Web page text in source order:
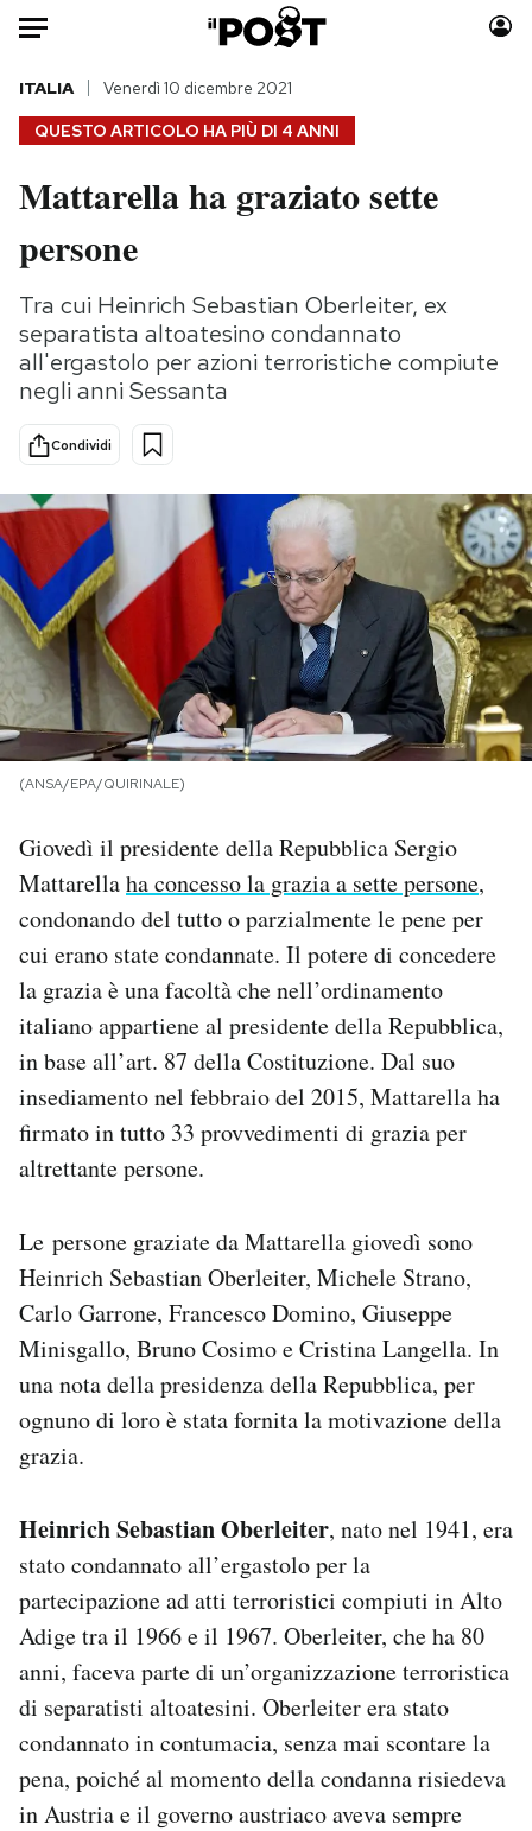
Auto
HOME
Italia
Politica
Tecnologia
Internet
Scienza
Cultura
Economia
Moda
Storie/Idee
Ok Boomer!
Media
PODCAST
NEWSLETTER
I MIEI PREFERITI
CALENDARIO
AREA PERSONALE
Area Personale
Newsletter
Hai bisogno di aiuto?
Esci
QUESTO ARTICOLO HA PIÙ DI 4 ANNI
ITALIA Venerdì 10 dicembre 2021
Mattarella ha graziato sette
persone
Tra cui Heinrich Sebastian Oberleiter, ex
separatista altoatesino condannato
all'ergastolo per azioni terroristiche compiute
negli anni Sessanta
Condividi
(ANSA/EPA/QUIRINALE)
Giovedì il presidente della Repubblica Sergio
Mattarellaha concesso la grazia a sette persone,
condonando del tutto o parzialmente le pene per
cui erano state condannate. Il potere di concedere
la grazia è una facoltà che nell’ordinamento
italiano appartiene al presidente della Repubblica,
in base all’art. 87 della Costituzione. Dal suo
insediamento nel febbraio del 2015, Mattarella ha
firmato in tutto 33 provvedimenti di grazia per
altrettante persone.
Le persone graziate da Mattarella giovedì sono
Heinrich Sebastian Oberleiter, Michele Strano,
Carlo Garrone, Francesco Domino, Giuseppe
Minisgallo, Bruno Cosimo e Cristina Langella. In
una nota della presidenza della Repubblica, per
ognuno di loro è stata fornita la motivazione della
grazia.
Heinrich Sebastian Oberleiter, nato nel 1941, era
stato condannato all’ergastolo per la
partecipazione ad atti terroristici compiuti in Alto
Adige tra il 1966 e il 1967. Oberleiter, che ha 80
anni, faceva parte di un’organizzazione terroristica
di separatisti altoatesini. Oberleiter era stato
condannato in contumacia, senza mai scontare la
pena, poiché al momento della condanna risiedeva
in Austria e il governo austriaco aveva sempre